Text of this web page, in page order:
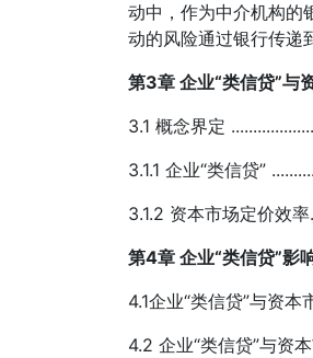
动中，作为中介机构的
动的风险通过银行传递
第3章 企业“类信贷”
3.1 概念界定
3.1.1 企业“类信贷”
3.1.2 资本市场定价效率
第4章 企业“类信贷”影
4.1企业“类信贷”与资
4.2 企业“类信贷”与资